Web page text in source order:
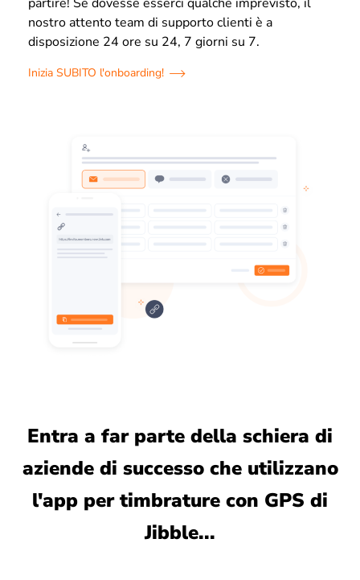
nostro attento team di supporto clienti è a
disposizione 24 ore su 24, 7 giorni su 7.
Inizia SUBITO l'onboarding!
Entra a far parte della schiera di
aziende di successo che utilizzano
l'app per timbrature con GPS di
Jibble...